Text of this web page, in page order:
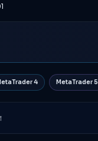
4 MetaTrader 5